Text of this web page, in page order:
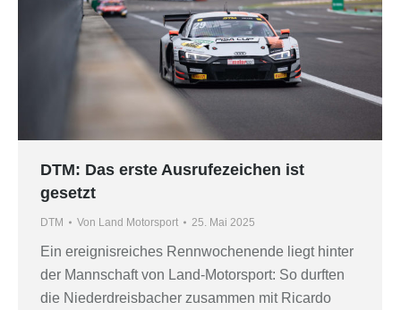
DTM: Das erste Ausrufezeichen ist
gesetzt
DTM Von Land Motorsport 25. Mai 2025
Ein ereignisreiches Rennwochenende liegt hinter
der Mannschaft von Land-Motorsport: So durften
die Niederdreisbacher zusammen mit Ricardo